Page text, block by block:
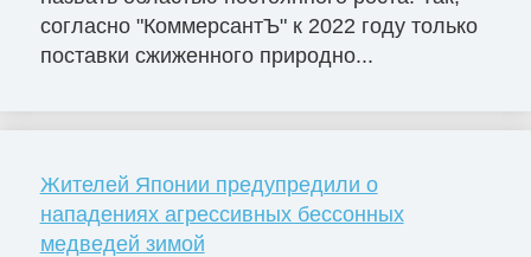
согласно "КоммерсантЪ" к 2022 году только
поставки сжиженного природно...
Жителей Японии предупредили о
нападениях агрессивных бессонных
медведей зимой